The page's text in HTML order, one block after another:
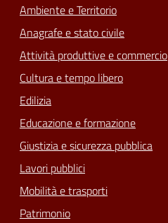
Ambiente e Territorio
Anagrafe e stato civile
Attività produttive e commercio
Cultura e tempo libero
Edilizia
Educazione e formazione
Giustizia e sicurezza pubblica
Lavori pubblici
Mobilità e trasporti
Patrimonio